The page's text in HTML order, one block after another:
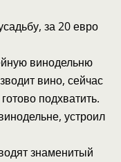
за 20 евро
винодельню
вино, сейчас
подхватить.
устроил
знаменитый